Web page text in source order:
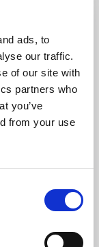
ads, to
our traffic.
of our site with
partners who
you’ve
from your use
is een